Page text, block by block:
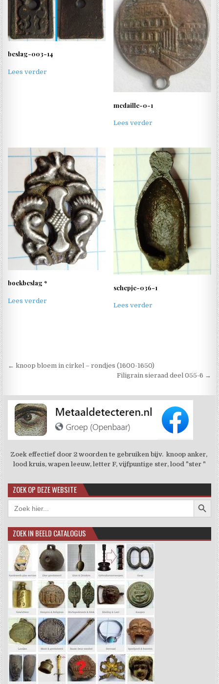
beslag-003-14
Lees verder
medaille-0-1
Lees verder
boekbeslag *
Lees verder
schepje-036-1
Lees verder
Berichtnavigatie
← knoop bloem in cirkel – rondjes (1600-1650)
Filigrain sieraad deel 055-6 →
Zoek effectief door 2 woorden te gebruiken bijv. knoop anker,
lood kruis, wapen leeuw, letter F, vijfpuntige ster, lood "ster "
ZOEK OP DEZE WEBSITE
Zoek
naar:
ZOEK IN BEELD CATALOGUS